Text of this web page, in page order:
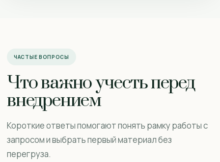
ЧАСТЫЕ ВОПРОСЫ
Что важно учесть перед
внедрением
Короткие ответы помогают понять рамку работы с
запросом и выбрать первый материал без
перегруза.